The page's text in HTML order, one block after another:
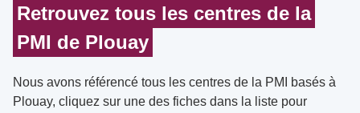
Retrouvez tous les centres de la
PMI de Plouay
Nous avons référencé tous les centres de la PMI basés à
Plouay, cliquez sur une des fiches dans la liste pour